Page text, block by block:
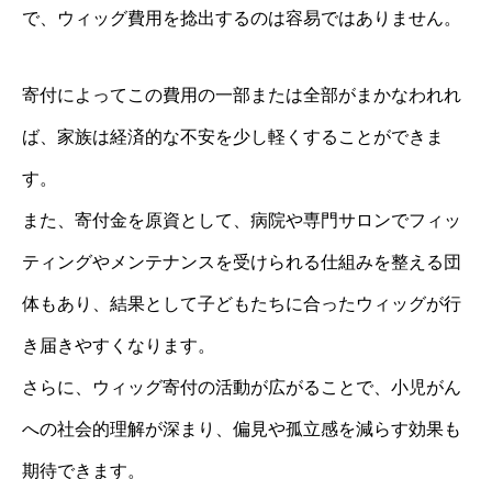
で、ウィッグ費用を捻出するのは容易ではありません。
寄付によってこの費用の一部または全部がまかなわれれ
ば、家族は経済的な不安を少し軽くすることができま
す。
また、寄付金を原資として、病院や専門サロンでフィッ
ティングやメンテナンスを受けられる仕組みを整える団
体もあり、結果として子どもたちに合ったウィッグが行
き届きやすくなります。
さらに、ウィッグ寄付の活動が広がることで、小児がん
への社会的理解が深まり、偏見や孤立感を減らす効果も
期待できます。